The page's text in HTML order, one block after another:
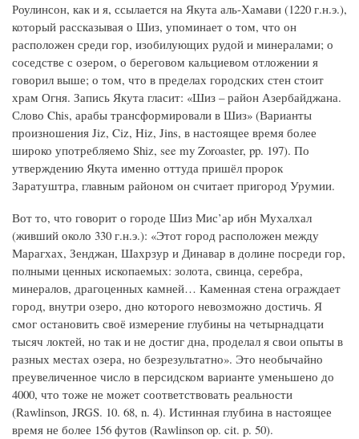
Роулинсон, как и я, ссылается на Якута аль-Хамави (1220 г.н.э.),
который рассказывая о Шиз, упоминает о том, что он
расположен среди гор, изобилующих рудой и минералами; о
соседстве с озером, о береговом кальциевом отложении я
говорил выше; о том, что в пределах городских стен стоит
храм Огня. Запись Якута гласит: «Шиз – район Азербайджана.
Слово Chis, арабы трансформировали в Шиз» (Варианты
произношения Jiz, Ciz, Hiz, Jins, в настоящее время более
широко употребляемо Shiz, see my Zoroaster, pp. 197). По
утверждению Якута именно оттуда пришёл пророк
Заратуштра, главным районом он считает пригород Урумии.
Вот то, что говорит о городе Шиз Мис’ар ибн Мухалхал
(живший около 330 г.н.э.): «Этот город расположен между
Марагхах, Зенджан, Шахрзур и Динавар в долине посреди гор,
полными ценных ископаемых: золота, свинца, серебра,
минералов, драгоценных камней… Каменная стена ограждает
город, внутри озеро, дно которого невозможно достичь. Я
смог остановить своё измерение глубины на четырнадцати
тысяч локтей, но так и не достиг дна, проделал я свои опыты в
разных местах озера, но безрезультатно». Это необычайно
преувеличенное число в персидском варианте уменьшено до
4000, что тоже не может соответствовать реальности
(Rawlinson, JRGS. 10. 68, n. 4). Истинная глубина в настоящее
время не более 156 футов (Rawlinson op. cit. p. 50).